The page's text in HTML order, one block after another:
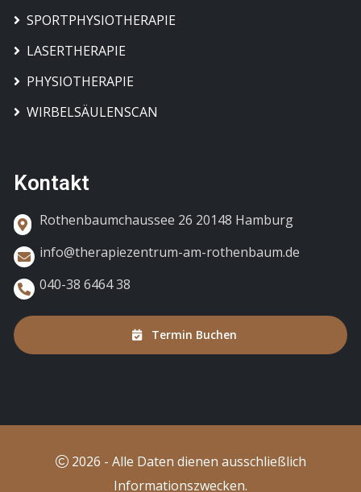
SPORTPHYSIOTHERAPIE
LASERTHERAPIE
PHYSIOTHERAPIE
WIRBELSÄULENSCAN
Kontakt
Rothenbaumchaussee 26 20148 Hamburg
info@therapiezentrum-am-rothenbaum.de
040-38 6464 38
Termin Buchen
2026 - Alle Daten dienen ausschließlich
Informationszwecken.